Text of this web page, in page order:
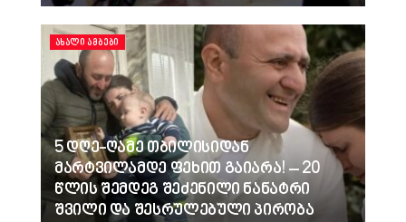
ᲐᲮᲐᲚᲘ ᲐᲛᲑᲔᲑᲘ
5 დღე-ღამე თბილისიდან
მარტვილამდე ფეხით გაიარა! – 20
წლის შემდეგ შეძენილი ნანატრი
შვილი და შესრულებული პირობა